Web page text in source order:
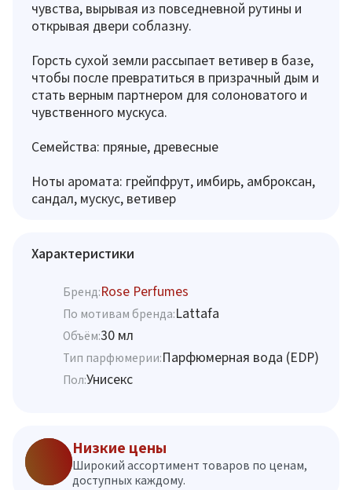
чувства, вырывая из повседневной рутины и
открывая двери соблазну.
Горсть сухой земли рассыпает ветивер в базе,
чтобы после превратиться в призрачный дым и
стать верным партнером для солоноватого и
чувственного мускуса.
Семейства: пряные, древесные
Ноты аромата: грейпфрут, имбирь, амброксан,
сандал, мускус, ветивер
Характеристики
Бренд:Rose Perfumes
По мотивам бренда:Lattafa
Объём:30 мл
Тип парфюмерии:Парфюмерная вода (EDP)
Пол:Унисекс
Низкие цены
Широкий ассортимент товаров по ценам,
доступных каждому.